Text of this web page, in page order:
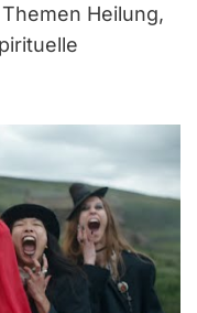
Heilung,